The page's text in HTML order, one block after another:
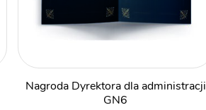
Nagroda Dyrektora dla administracji
GN6